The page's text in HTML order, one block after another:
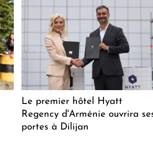
Le premier hôtel Hyatt
Regency d'Arménie ouvrira
portes à Dilijan